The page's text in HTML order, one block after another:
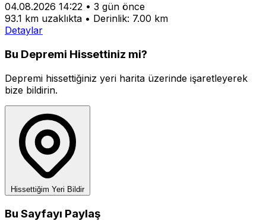
04.08.2026 14:22 • 3 gün önce
93.1 km uzaklıkta • Derinlik: 7.00 km
Detaylar
Bu Depremi Hissettiniz mi?
Depremi hissettiğiniz yeri harita üzerinde işaretleyerek
bize bildirin.
Hissettiğim Yeri Bildir
Bu Sayfayı Paylaş